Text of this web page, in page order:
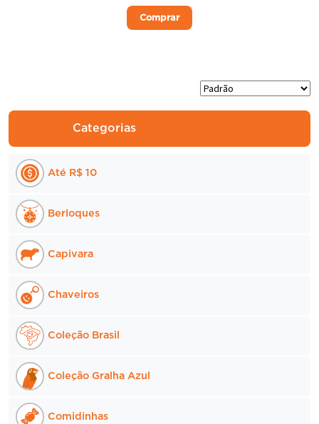
Comprar
Categorias
Até R$ 10
Berloques
Capivara
Chaveiros
Coleção Brasil
Coleção Gralha Azul
Comidinhas